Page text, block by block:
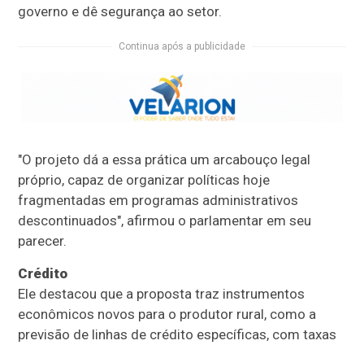
governo e dê segurança ao setor.
Continua após a publicidade
"O projeto dá a essa prática um arcabouço legal
próprio, capaz de organizar políticas hoje
fragmentadas em programas administrativos
descontinuados", afirmou o parlamentar em seu
parecer.
Crédito
Ele destacou que a proposta traz instrumentos
econômicos novos para o produtor rural, como a
previsão de linhas de crédito específicas, com taxas